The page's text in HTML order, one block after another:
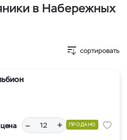
в Набережных
сортировать
– + ПРОДАНО